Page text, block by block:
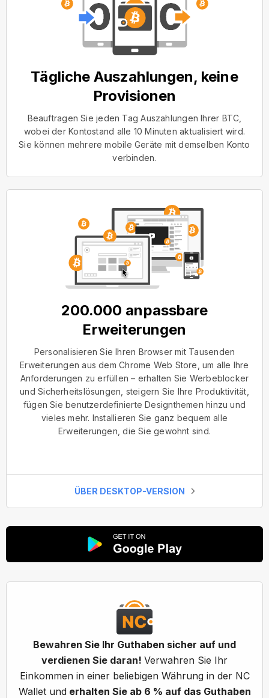
Tägliche Auszahlungen, keine
Provisionen
Beauftragen Sie jeden Tag Auszahlungen Ihrer BTC,
wobei der Kontostand alle 10 Minuten aktualisiert wird.
Sie können mehrere mobile Geräte mit demselben Konto
verbinden.
200.000 anpassbare
Erweiterungen
Personalisieren Sie Ihren Browser mit Tausenden
Erweiterungen aus dem Chrome Web Store, um alle Ihre
Anforderungen zu erfüllen – erhalten Sie Werbeblocker
und Sicherheitslösungen, steigern Sie Ihre Produktivität,
fügen Sie benutzerdefinierte Designthemen hinzu und
vieles mehr. Installieren Sie ganz bequem alle
Erweiterungen, die Sie gewohnt sind.
ÜBER DESKTOP-VERSION
Bewahren Sie Ihr Guthaben sicher auf und
verdienen Sie daran! Verwahren Sie Ihr
Einkommen in einer beliebigen Währung in der NC
Wallet underhalten Sie ab 6 % auf das Guthaben